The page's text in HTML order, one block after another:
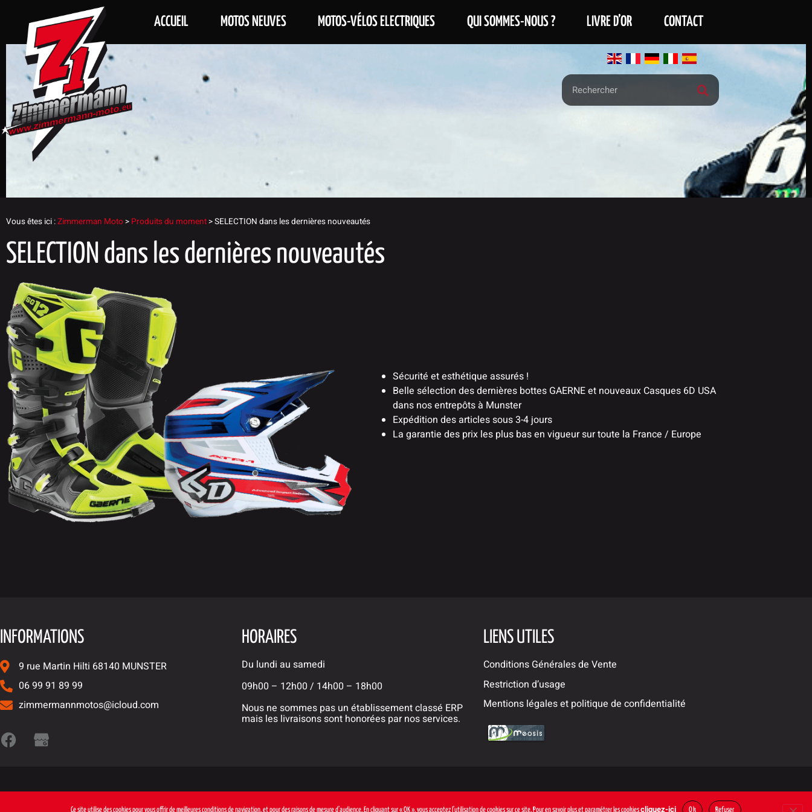
ACCUEIL MOTOS NEUVES MOTOS-VÉLOS ELECTRIQUES QUI SOMMES-NOUS ? LIVRE D’OR CONTACT
Vous êtes ici :Zimmerman Moto> Produits du moment>SELECTION dans les dernières nouveautés
SELECTION dans les dernières nouveautés
Sécurité et esthétique assurés !
Belle sélection des dernières bottes GAERNE et nouveaux Casques 6D USA
dans nos entrepôts à Munster
Expédition des articles sous 3-4 jours
La garantie des prix les plus bas en vigueur sur toute la France / Europe
INFORMATIONS
9 rue Martin Hilti 68140 MUNSTER
06 99 91 89 99
zimmermannmotos@icloud.com
HORAIRES
Du lundi au samedi
09h00 – 12h00 / 14h00 – 18h00
Nous ne sommes pas un établissement classé ERP
mais les livraisons sont honorées par nos services.
LIENS UTILES
Conditions Générales de Vente
Restriction d’usage
Mentions légales et politique de confidentialité
Ce site utilise des cookies pour vous offrir de meilleures conditions de navigation, et pour des raisons de mesure d’audience. En cliquant sur « OK », vous acceptez l’utilisation de cookies sur ce site. Pour en savoir plus et paramétrer les cookiescliquez-ici Ok Refuser